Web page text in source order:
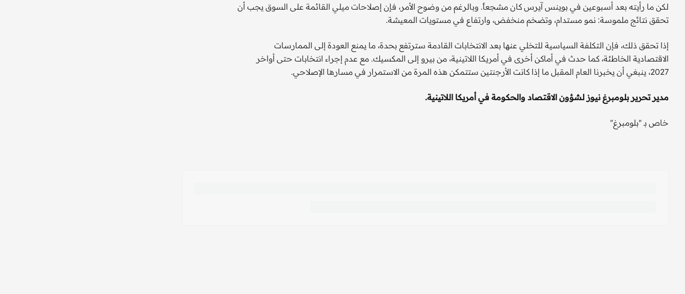
لكن ما رأيته بعد أسبوعين في بوينس آيرس كان مشجعاً. وبالرغم من وضوح الأمر، فإن إصلاحات ميلي القائمة على السوق يجب أن
تحقق نتائج ملموسة: نمو مستدام، وتضخم منخفض، وارتفاع في مستويات المعيشة.
إذا تحقق ذلك، فإن التكلفة السياسية للتخلي عنها بعد الانتخابات القادمة سترتفع بحدة، ما يمنع العودة إلى الممارسات
الاقتصادية الخاطئة، كما حدث في أماكن أخرى في أمريكا اللاتينية، من بيرو إلى المكسيك. مع عدم إجراء انتخابات حتى أواخر
2027، ينبغي أن يخبرنا العام المقبل ما إذا كانت الأرجنتين ستتمكن هذه المرة من الاستمرار في مسارها الإصلاحي.
مدير تحرير بلومبرغ نيوز لشؤون الاقتصاد والحكومة في أمريكا اللاتينية.
خاص بـ "بلومبرغ"